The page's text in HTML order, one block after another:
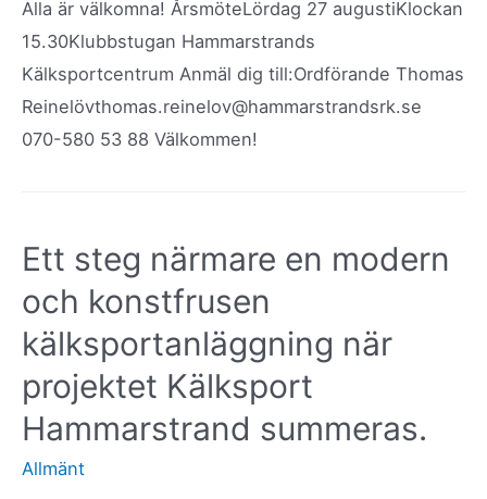
Alla är välkomna! ÅrsmöteLördag 27 augustiKlockan
15.30Klubbstugan Hammarstrands
Kälksportcentrum Anmäl dig till:Ordförande Thomas
Reinelövthomas.reinelov@hammarstrandsrk.se
070-580 53 88 Välkommen!
Ett steg närmare en modern
och konstfrusen
kälksportanläggning när
projektet Kälksport
Hammarstrand summeras.
Allmänt